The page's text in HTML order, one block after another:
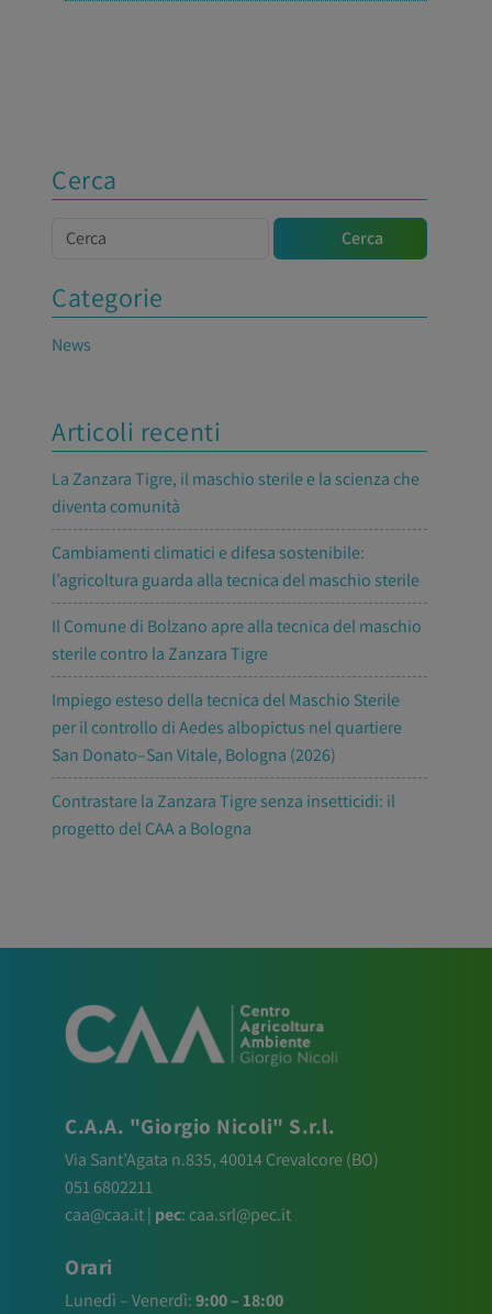
Cerca
Cerca Cerca
Categorie
News
Articoli recenti
La Zanzara Tigre, il maschio sterile e la scienza che
diventa comunità
Cambiamenti climatici e difesa sostenibile:
l’agricoltura guarda alla tecnica del maschio sterile
Il Comune di Bolzano apre alla tecnica del maschio
sterile contro la Zanzara Tigre
Impiego esteso della tecnica del Maschio Sterile
per il controllo di Aedes albopictus nel quartiere
San Donato–San Vitale, Bologna (2026)
Contrastare la Zanzara Tigre senza insetticidi: il
progetto del CAA a Bologna
C.A.A. "Giorgio Nicoli" S.r.l.
Via Sant’Agata n.835,40014Crevalcore(BO)
051 6802211
caa@caa.it| pec: caa.srl@pec.it
Orari
Lunedì – Venerdì:9:00 – 18:00